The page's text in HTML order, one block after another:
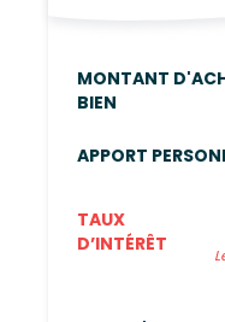
MONTANT
BIEN
APPORT
TAUX
D’INTÉRÊT